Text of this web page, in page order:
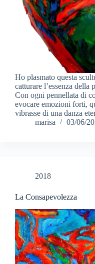
Ho plasmato questa
catturare l’essenza della
Con ogni pennellata di
evocare emozioni forti,
vibrasse di una danza
marisa
03/06/
2018
La Consapevolezza